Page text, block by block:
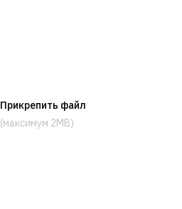
Прикрепить файл
(максимум 2MB)